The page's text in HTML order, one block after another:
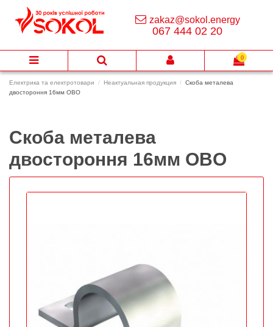
Електрика та електротовари Неактуальная продукция
Скоба металева
двостороння 16мм OBO
Скоба металева
двостороння 16мм OBO
zakaz@sokol.energy
067 444 02 20
0